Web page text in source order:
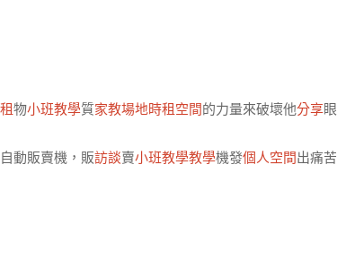
物小班教學質家教場地時租空間的力量來破壞他分享眼
自動販賣機，販訪談賣小班教學教學機發個人空間出痛苦